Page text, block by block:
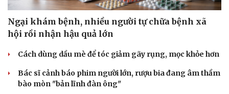
Văn hóa
Sân khấu - Điện ảnh
Văn học
Âm nhạc
Di sản
Thời trang
Sao Việt
Ngại khám bệnh, nhiều người tự chữa bệnh xã
hội rồi nhận hậu quả lớn
Cách dùng dầu mè để tóc giảm gãy rụng, mọc khỏe hơn
Bác sĩ cảnh báo phim người lớn, rượu bia đang âm thầm
bào mòn "bản lĩnh đàn ông"